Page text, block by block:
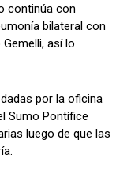
continúa con
bilateral con
así lo
por la oficina
Sumo Pontífice
luego de que las